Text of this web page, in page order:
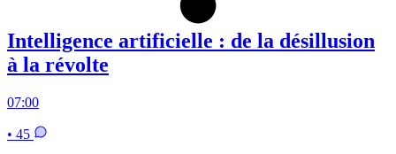
Intelligence artificielle : de la désillusion
à la révolte
07:00
• 45